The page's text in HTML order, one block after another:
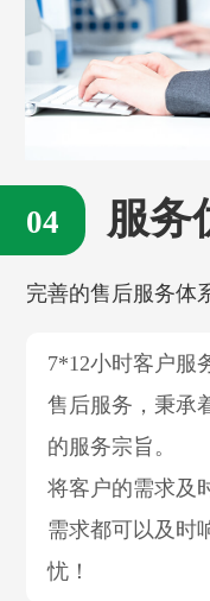
服务
完善的售后服务体
7*12小时客户服
售后服务，秉承
的服务宗旨。
将客户的需求及
需求都可以及时
忧！